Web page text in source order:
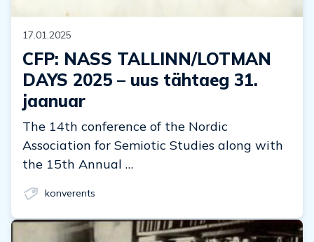
17.01.2025
CFP: NASS TALLINN/LOTMAN
DAYS 2025 – uus tähtaeg 31.
jaanuar
The 14th conference of the Nordic
Association for Semiotic Studies along with
the 15th Annual …
konverents